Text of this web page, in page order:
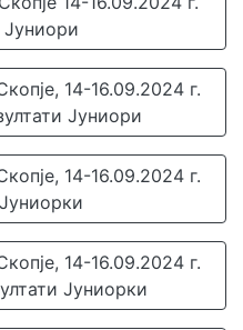
Јуниори
14-16.09.2024 г.
Јуниори
14-16.09.2024 г.
14-16.09.2024 г.
Јуниорки